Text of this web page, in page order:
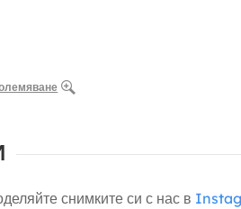
снимките си с нас в